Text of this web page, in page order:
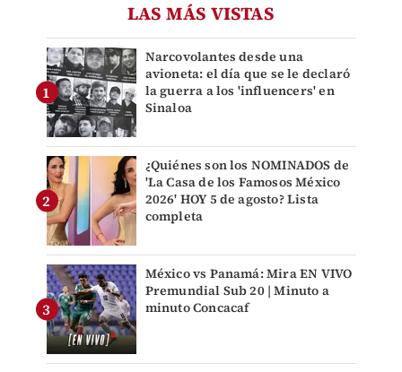
LAS MÁS VISTAS
Narcovolantes desde una
avioneta: el día que se le declaró
la guerra a los 'influencers' en
Sinaloa
¿Quiénes son los NOMINADOS de
'La Casa de los Famosos México
2026' HOY 5 de agosto? Lista
completa
México vs Panamá: Mira EN VIVO
Premundial Sub 20 | Minuto a
minuto Concacaf